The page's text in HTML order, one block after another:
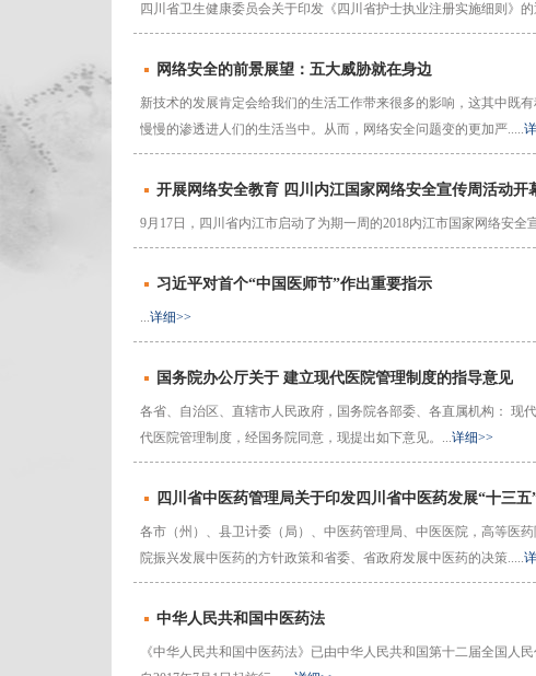
四川省卫生健康委员会关于印发《四川省护士执业注册实施细则
网络安全的前景展望：五大威胁就在身边
新技术的发展肯定会给我们的生活工作带来很多的影响，这其中既
慢慢的渗透进人们的生活当中。从而，网络安全问题变的更加严.....
开展网络安全教育 四川内江国家网络安全宣传周活动开
9月17日，四川省内江市启动了为期一周的2018内江市国家网络安全
习近平对首个“中国医师节”作出重要指示
...详细>>
国务院办公厅关于 建立现代医院管理制度的指导意见
各省、自治区、直辖市人民政府，国务院各部委、各直属机构： 现
代医院管理制度，经国务院同意，现提出如下意见。...详细>>
四川省中医药管理局关于印发四川省中医药发展“十三五
各市（州）、县卫计委（局）、中医药管理局、中医医院，高等医
院振兴发展中医药的方针政策和省委、省政府发展中医药的决策.....
中华人民共和国中医药法
《中华人民共和国中医药法》已由中华人民共和国第十二届全国人